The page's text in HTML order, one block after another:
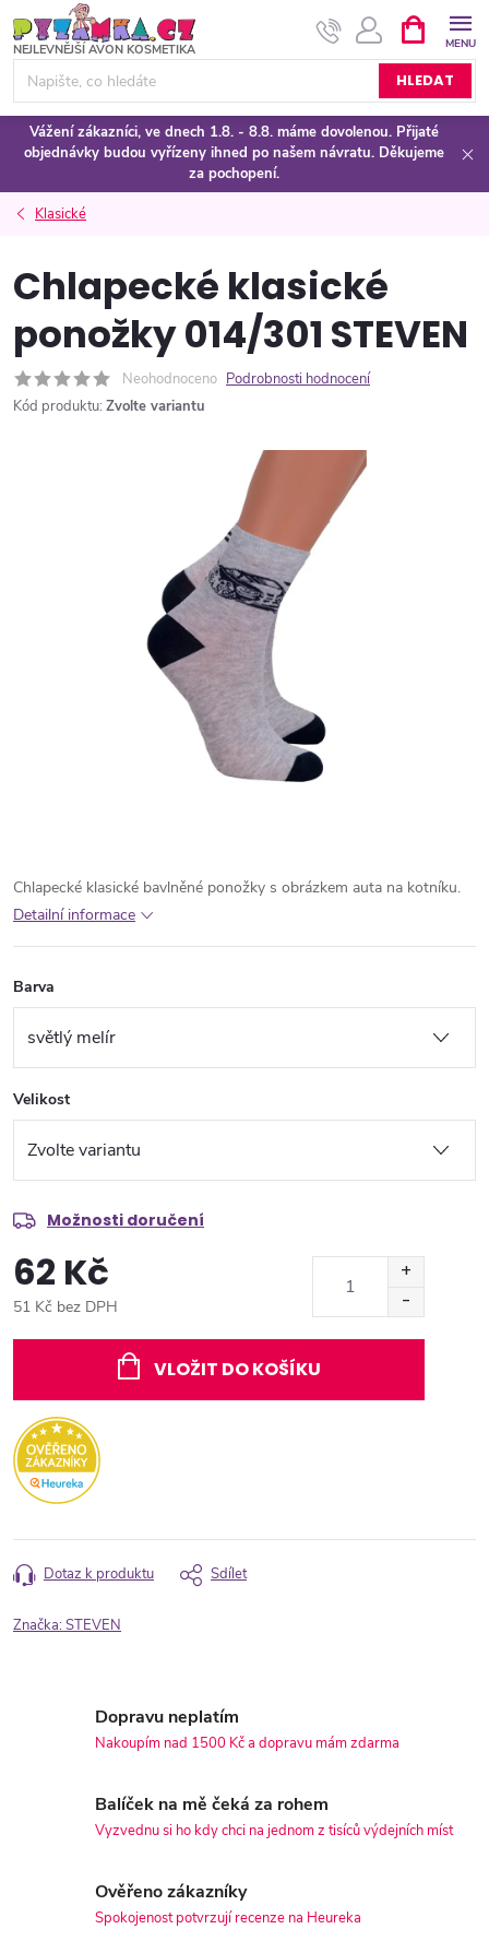
na
obsah
HLEDAT
NÁKUPNÍ
KOŠÍK
Vážení zákazníci, ve dnech 1.8. - 8.8. máme dovolenou. Přijaté
objednávky budou vyřízeny ihned po našem návratu. Děkujeme
za pochopení.
Klasické
Chlapecké klasické
ponožky 014/301 STEVEN
Neohodnoceno Podrobnosti hodnocení
Kód produktu: Zvolte variantu
Chlapecké klasické bavlněné ponožky s obrázkem auta na kotníku.
Detailní informace
Barva
Velikost
Možnosti doručení
62 Kč
51 Kč bez DPH
VLOŽIT DO KOŠÍKU
Dotaz k produktu Sdílet
Značka:STEVEN
Dopravu neplatím
Nakoupím nad 1500 Kč a dopravu mám zdarma
Balíček na mě čeká za rohem
Vyzvednu si ho kdy chci na jednom z tisíců výdejních míst
Ověřeno zákazníky
Spokojenost potvrzují recenze na Heureka